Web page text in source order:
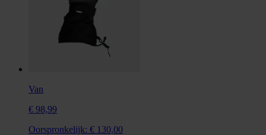
Van
€ 98,99
Oorspronkelijk: € 130,00